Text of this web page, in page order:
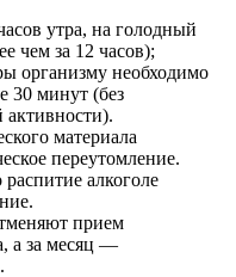
утра, на голодный
чем за 12 часов);
организму необходимо
30 минут (без
материала
переутомление.
алкоголе
прием
а за месяц —